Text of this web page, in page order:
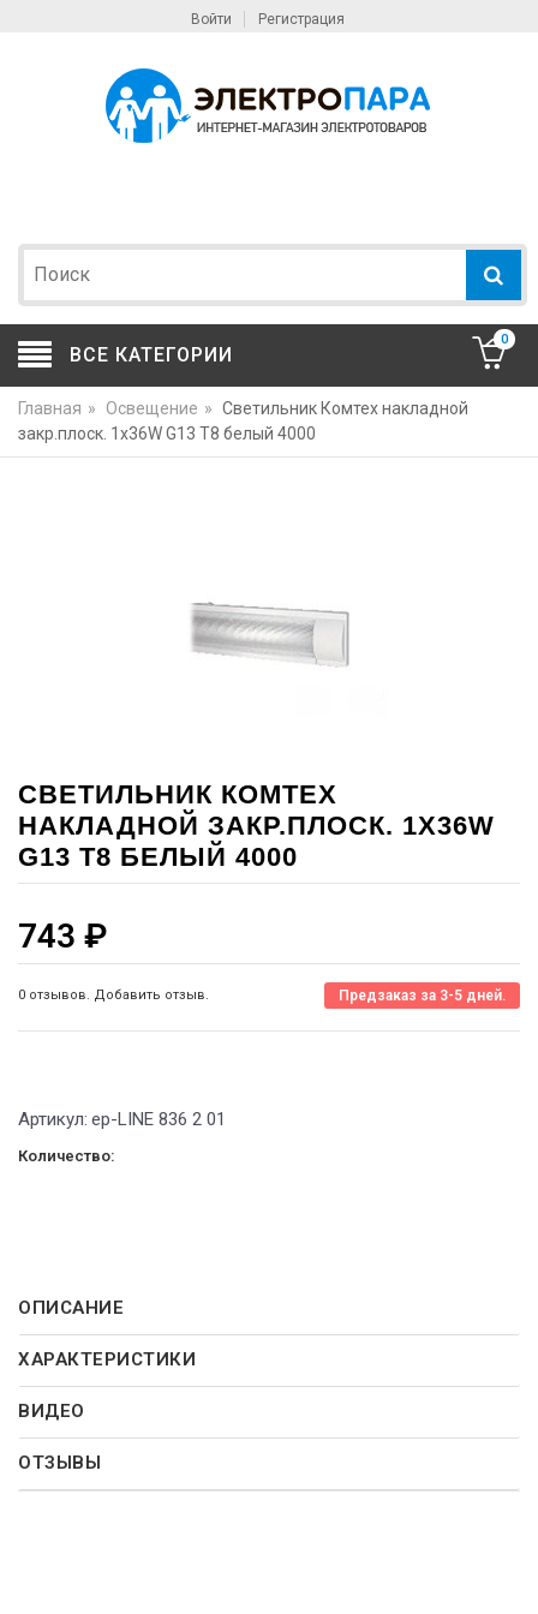
Войти Регистрация
ВСЕ КАТЕГОРИИ
0
Главная » Освещение » Светильник Комтех накладной
закр.плоск. 1x36W G13 T8 белый 4000
СВЕТИЛЬНИК КОМТЕХ
НАКЛАДНОЙ ЗАКР.ПЛОСК. 1X36W
G13 T8 БЕЛЫЙ 4000
743 ₽
0 отзывов. Добавить отзыв. Предзаказ за 3-5 дней.
Артикул: ep-LINE 836 2 01
Количество:
ОПИСАНИЕ
ХАРАКТЕРИСТИКИ
ВИДЕО
ОТЗЫВЫ